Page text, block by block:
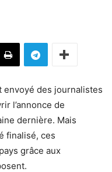
envoyé des journalistes
l’annonce de
dernière. Mais
finalisé, ces
grâce aux